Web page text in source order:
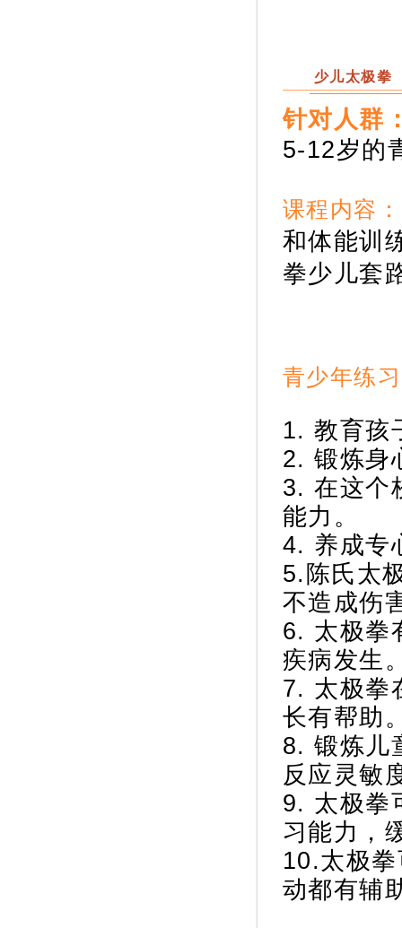
少儿太极拳
针对人群‍
5-12岁的
课程内容：
和体能训
拳少儿套
青少年练
1. 教育孩
2. 锻炼身
3. 在这个
能力。
4. 养成专
5.陈氏太
不造成伤
6. 太极拳
疾病发生
7. 太极拳
长有帮助
8. 锻炼儿
反应灵敏
9. 太极拳
习能力，
10.太极
动都有辅